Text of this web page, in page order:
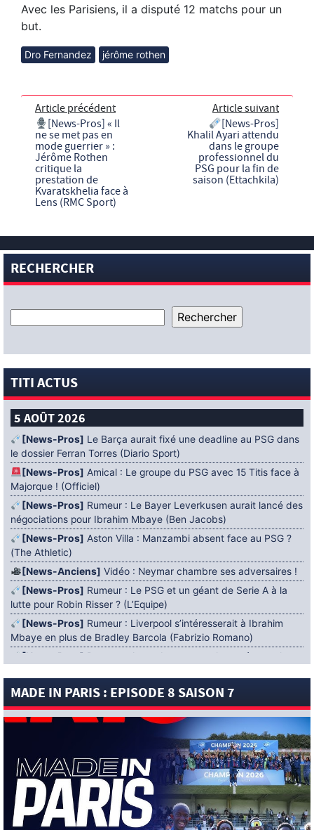
Avec les Parisiens, il a disputé 12 matchs pour un
but.
Dro Fernandez jérôme rothen
Article précédent
[News-Pros] « Il
ne se met pas en
mode guerrier » :
Jérôme Rothen
critique la
prestation de
Kvaratskhelia face à
Lens (RMC Sport)
Article suivant
[News-Pros]
Khalil Ayari attendu
dans le groupe
professionnel du
PSG pour la fin de
saison (Ettachkila)
RECHERCHER
TITI ACTUS
5 AOÛT 2026
[News-Pros] Le Barça aurait fixé une deadline au PSG dans
le dossier Ferran Torres (Diario Sport)
[News-Pros] Amical : Le groupe du PSG avec 15 Titis face à
Majorque ! (Officiel)
[News-Pros] Rumeur : Le Bayer Leverkusen aurait lancé des
négociations pour Ibrahim Mbaye (Ben Jacobs)
[News-Pros] Aston Villa : Manzambi absent face au PSG ?
(The Athletic)
[News-Anciens] Vidéo : Neymar chambre ses adversaires !
[News-Pros] Rumeur : Le PSG et un géant de Serie A à la
lutte pour Robin Risser ? (L’Equipe)
[News-Pros] Rumeur : Liverpool s’intéresserait à Ibrahim
Mbaye en plus de Bradley Barcola (Fabrizio Romano)
[News-Pros]
Rumeur : Accord contractuel trouvé entre le
[News-Pros]Rumeur : Le PSG aurait lancé un ultimatum
4 AOÛT 2026
Mercato : Khalil Ayari prêté à Dunkerque
(Officiel)
[News-Anciens]Leverkusen : un retour de Diaby envisagé
(Foot Mercato)
[News-Formation]Nsoki va filer au Dinamo Zagreb
(L’Equipe)
MADE IN PARIS : EPISODE 8 SAISON 7